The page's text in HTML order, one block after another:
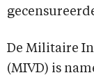
De Militaire
(MIVD) is